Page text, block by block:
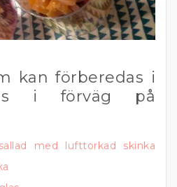
kan förberedas i
i förväg på
med lufttorkad skinka